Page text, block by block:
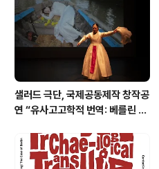
샐러드 극단, 국제공동제작 창작공
연 “유사고고학적 번역: 베를린 사